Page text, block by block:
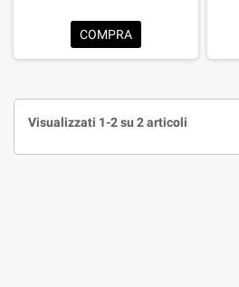
COMPRA
Visualizzati 1-2 su 2 articoli